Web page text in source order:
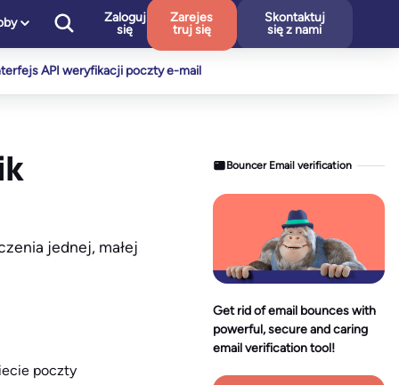
Zaloguj
się
Zarejes
truj się
Skontaktuj
się z nami
API weryfikacji poczty e-mail
jednej, małej
poczty
Bouncer Email verification
Get rid of email bounces with
powerful, secure and caring
email verification tool!